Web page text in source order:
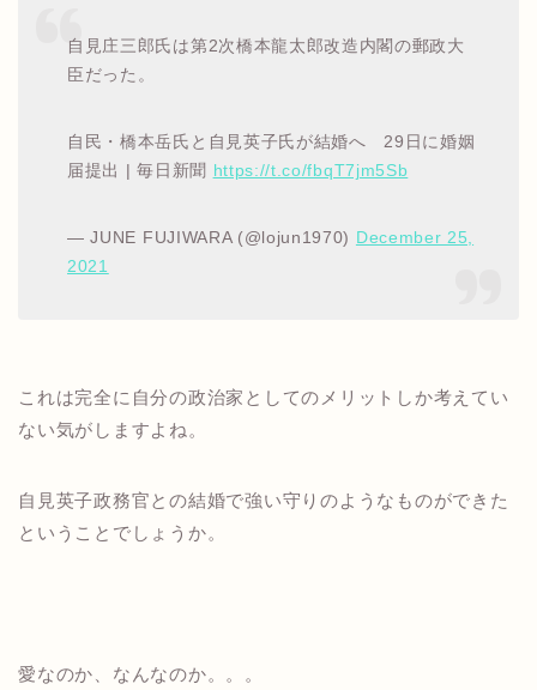
自見庄三郎氏は第2次橋本龍太郎改造内閣の郵政大
臣だった。
自民・橋本岳氏と自見英子氏が結婚へ 29日に婚姻
届提出 | 毎日新聞
https://t.co/fbqT7jm5Sb
— JUNE FUJIWARA (@lojun1970) December 25,
2021
これは完全に自分の政治家としてのメリットしか考えてい
ない気がしますよね。
自見英子政務官との結婚で強い守りのようなものができた
ということでしょうか。
愛なのか、なんなのか。。。